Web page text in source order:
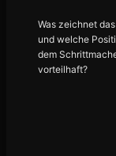
Was zeichnet
und welche
dem
vorteilhaft?